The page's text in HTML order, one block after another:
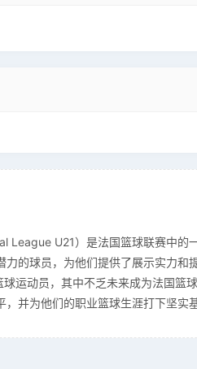
League U21）是法国篮球联赛中的
力的球员，为他们提供了展示实力
运动员，其中不乏未来成为法国篮
并为他们的职业篮球生涯打下坚实基